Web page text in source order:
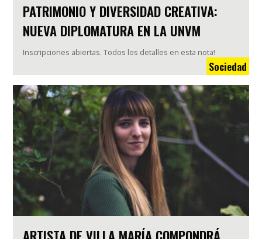
PATRIMONIO Y DIVERSIDAD CREATIVA:
NUEVA DIPLOMATURA EN LA UNVM
Inscripciones abiertas. Todos los detalles en esta nota!
Sociedad
ARTISTA DE VILLA MARÍA COMPONDRÁ